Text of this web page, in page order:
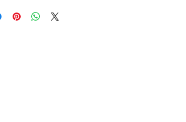
Seine Jünger lehrte, wie sie den